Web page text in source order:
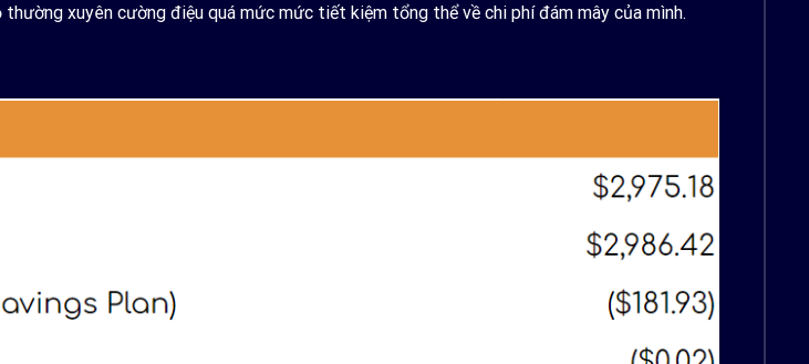
xuyên cường điệu quá mức mức tiết kiệm tổng thể về chi phí đám mây của mình.